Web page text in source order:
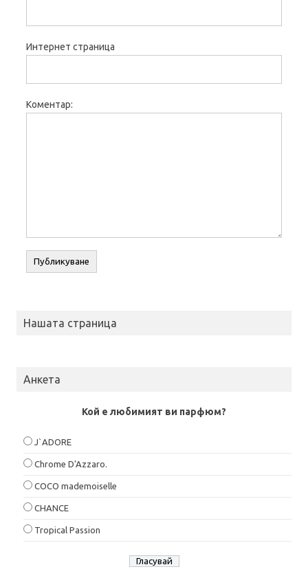
Интернет страница
Коментар:
Нашата страница
Анкета
Кой е любимият ви парфюм?
J`ADORE
Chrome D'Azzaro.
COCO mademoiselle
CHANCE
Tropical Passion